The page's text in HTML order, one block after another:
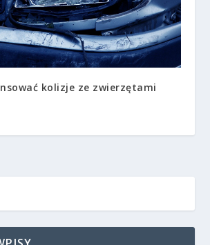
kolizje ze zwierzętami